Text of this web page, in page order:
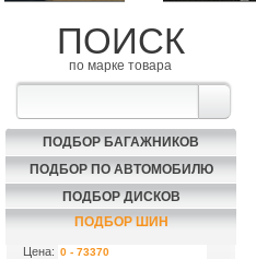
ПОИСК
по марке товара
ПОДБОР БАГАЖНИКОВ
ПОДБОР ПО АВТОМОБИЛЮ
ПОДБОР ДИСКОВ
ПОДБОР ШИН
Цена: